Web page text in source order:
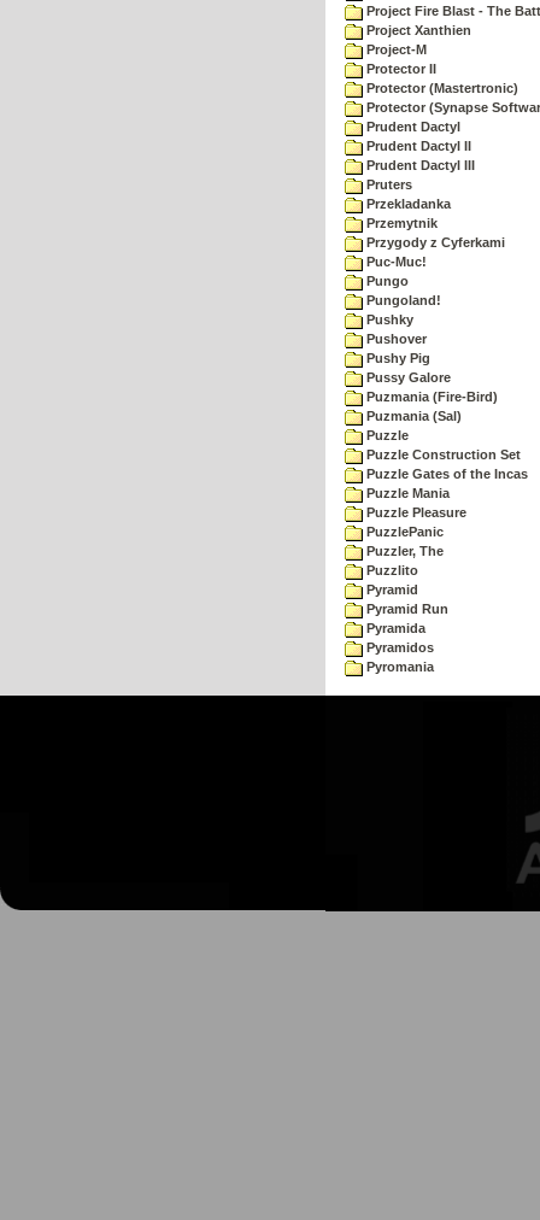
Project Fire Blast - The
Project Xanthien
Project-M
Protector II
Protector (Mastertronic)
Protector (Synapse
Prudent Dactyl
Prudent Dactyl II
Prudent Dactyl III
Pruters
Przekladanka
Przemytnik
Przygody z Cyferkami
Puc-Muc!
Pungo
Pungoland!
Pushky
Pushover
Pushy Pig
Pussy Galore
Puzmania (Fire-Bird)
Puzmania (Sal)
Puzzle
Puzzle Construction Set
Puzzle Gates of the Incas
Puzzle Mania
Puzzle Pleasure
PuzzlePanic
Puzzler, The
Puzzlito
Pyramid
Pyramid Run
Pyramida
Pyramidos
Pyromania